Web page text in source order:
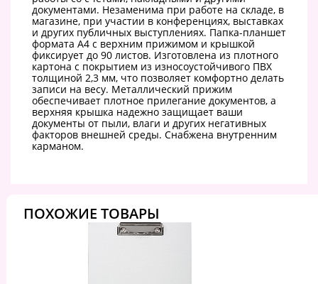
документами. Незаменима при работе на складе, в
магазине, при участии в конференциях, выставках
и других публичных выступлениях. Папка-планшет
формата А4 с верхним прижимом и крышкой
фиксирует до 90 листов. Изготовлена из плотного
картона с покрытием из износоустойчивого ПВХ
толщиной 2,3 мм, что позволяет комфортно делать
записи на весу. Металлический прижим
обеспечивает плотное прилегание документов, а
верхняя крышка надежно защищает ваши
документы от пыли, влаги и других негативных
факторов внешней среды. Снабжена внутренним
карманом.
ПОХОЖИЕ ТОВАРЫ